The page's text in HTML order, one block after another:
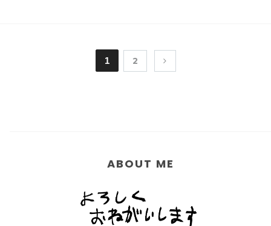
1 2
ABOUT ME